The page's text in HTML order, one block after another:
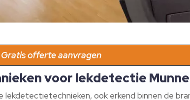
Gratis offerte aanvragen
voor lekdetectie
ook erkend binnen de